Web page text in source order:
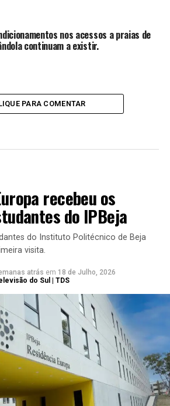
nos acessos a praias de
continuam a existir.
PARA COMENTAR
recebeu os
do IPBeja
do Instituto Politécnico de Beja
visita.
atrás em 18 de Julho, 2026
do Sul | TDS